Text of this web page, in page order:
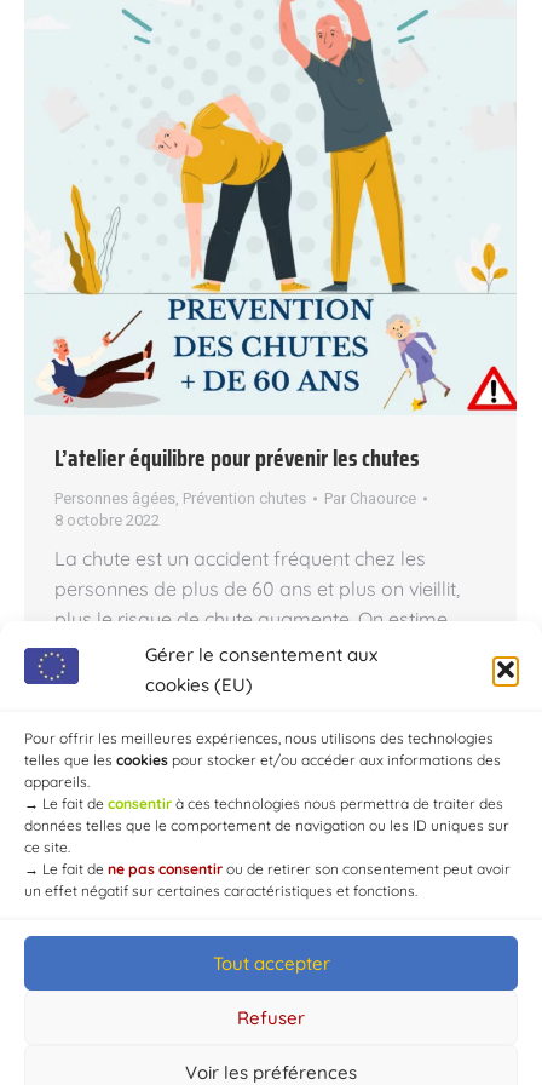
Gérer le consentement aux
cookies (EU)
Pour offrir les meilleures expériences, nous utilisons des technologies
telles que les cookies pour stocker et/ou accéder aux informations des
appareils.
→ Le fait de consentir à ces technologies nous permettra de traiter des
données telles que le comportement de navigation ou les ID uniques sur
ce site.
→ Le fait de ne pas consentir ou de retirer son consentement peut avoir
un effet négatif sur certaines caractéristiques et fonctions.
Tout accepter
Refuser
Voir les préférences
L’atelier équilibre pour prévenir les chutes
Personnes âgées, Prévention chutes Par Chaource
8 octobre 2022
La chute est un accident fréquent chez les
personnes de plus de 60 ans et plus on vieillit,
plus le risque de chute augmente. On estime
qu’une personne sur trois fera au moins une
chute au cours de l’année et une sur deux chez
majorité…
© Mairie de Chaource [2004-2024] | Tous droits réservés.
Developed byWEB3-DESIGN